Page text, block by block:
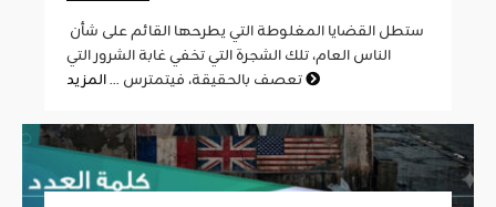
الناس العام، تلك الشجرة التي تخفي غابة الشرور التي
تعصف بالحقيقة، فيتمترس ...